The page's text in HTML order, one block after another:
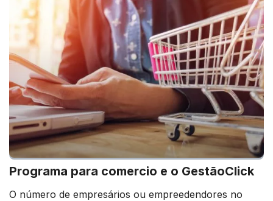
Programa para comercio e o GestãoClick
O número de empresários ou empreedendores no